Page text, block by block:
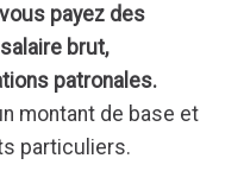
vous payez des
brut,
patronales.
montant de base et
particuliers.